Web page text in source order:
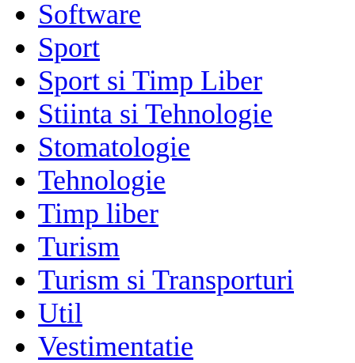
Software
Sport
Sport si Timp Liber
Stiinta si Tehnologie
Stomatologie
Tehnologie
Timp liber
Turism
Turism si Transporturi
Util
Vestimentatie